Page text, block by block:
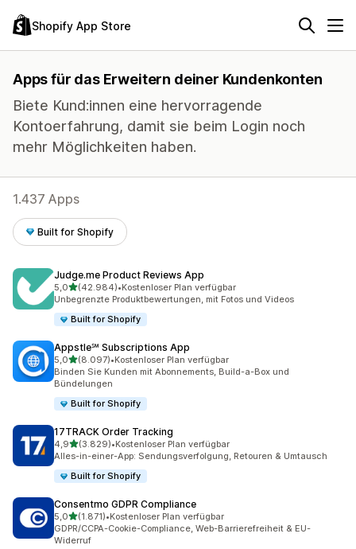
Shopify App Store
Apps für das Erweitern deiner Kundenkonten
Biete Kund:innen eine hervorragende
Kontoerfahrung, damit sie beim Login noch
mehr Möglichkeiten haben.
1.437 Apps
Built for Shopify
Judge.me Product Reviews App
5,0von 5 Sternen
(42.984)
42984 Rezensionen insgesamt
•Kostenloser Plan verfügbar
Unbegrenzte Produktbewertungen, mit Fotos und Videos
Built for Shopify
Appstle℠ Subscriptions App
5,0von 5 Sternen
(8.097)
8097 Rezensionen insgesamt
•Kostenloser Plan verfügbar
Binden Sie Kunden mit Abonnements, Build-a-Box und
Bündelungen
Built for Shopify
17TRACK Order Tracking
4,9von 5 Sternen
(3.829)
3829 Rezensionen insgesamt
•Kostenloser Plan verfügbar
Alles-in-einer-App: Sendungsverfolgung, Retouren & Umtausch
Built for Shopify
Consentmo GDPR Compliance
5,0von 5 Sternen
(1.871)
1871 Rezensionen insgesamt
•Kostenloser Plan verfügbar
GDPR/CCPA-Cookie-Compliance, Web-Barrierefreiheit & EU-
Widerruf